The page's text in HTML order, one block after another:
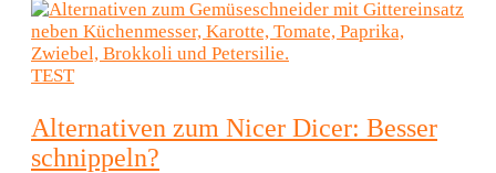
TEST
Alternativen zum Nicer Dicer: Besser
schnippeln?